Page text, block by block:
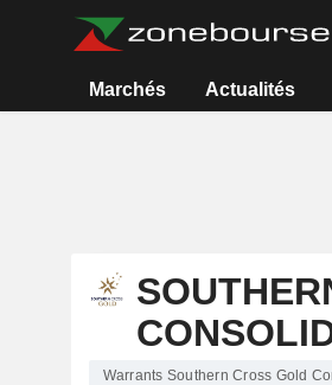
Marchés Actualités
Warrants Southern Cross Gold